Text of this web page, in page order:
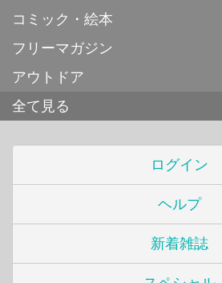
コミック・絵本
フリーマガジン
アウトドア
全て見る
ログイン
ヘルプ
新着雑誌